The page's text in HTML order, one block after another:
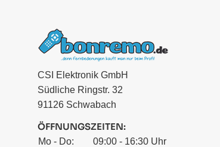
CSI Elektronik GmbH
Südliche Ringstr. 32
91126 Schwabach
ÖFFNUNGSZEITEN:
Mo - Do:
09:00 - 16:30 Uhr